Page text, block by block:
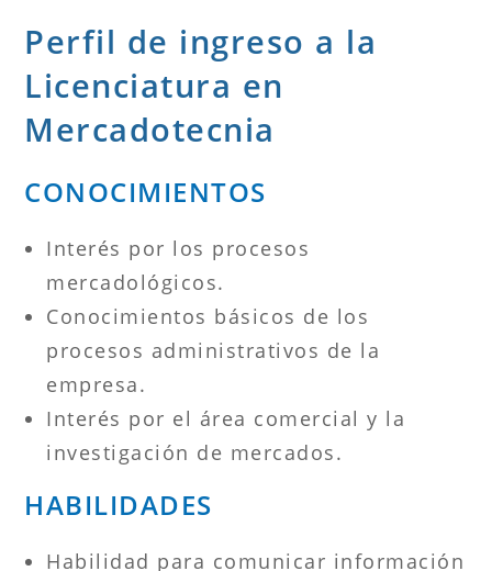
Perfil de ingreso a la
Licenciatura en
Mercadotecnia
CONOCIMIENTOS
Interés por los procesos
mercadológicos.
Conocimientos básicos de los
procesos administrativos de la
empresa.
Interés por el área comercial y la
investigación de mercados.
HABILIDADES
Habilidad para comunicar información